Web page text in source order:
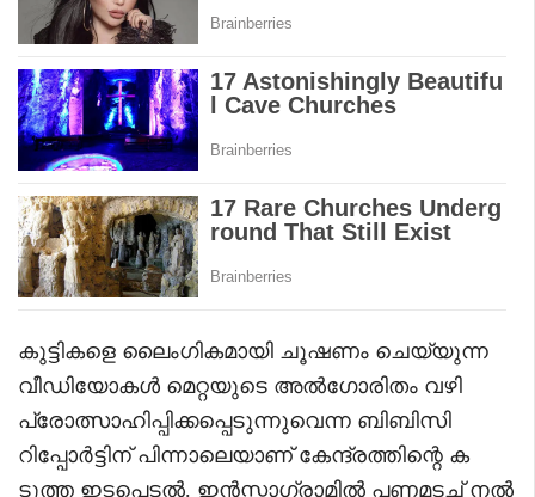
കുട്ടികളെ ലൈംഗികമായി ചൂഷണം ചെയ്യുന്ന
വീഡിയോകൾ മെറ്റയുടെ അൽഗോരിതം വഴി
പ്രോത്സാഹിപ്പിക്കപ്പെടുന്നുവെന്ന ബിബിസി
റിപ്പോർട്ടിന് പിന്നാലെയാണ് കേന്ദ്രത്തിന്റെ ക
ടുത്ത ഇടപെടൽ. ഇൻസ്റ്റാഗ്രാമിൽ പണമടച്ച് നൽ